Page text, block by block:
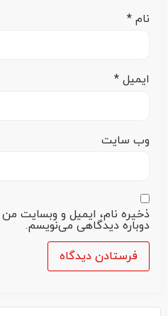
نام *
ایمیل *
وب‌ سایت
ذخیره نام، ایمیل و وبسایت من
دوباره دیدگاهی می‌نویسم.